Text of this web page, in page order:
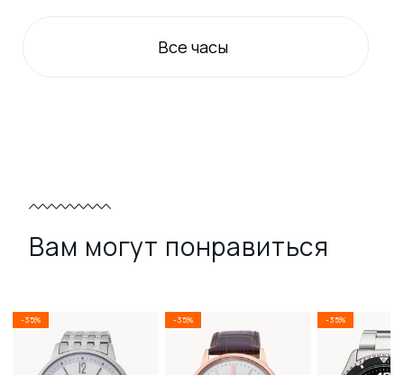
Всечасы
Вам могут понравиться
-35% -35% -35%